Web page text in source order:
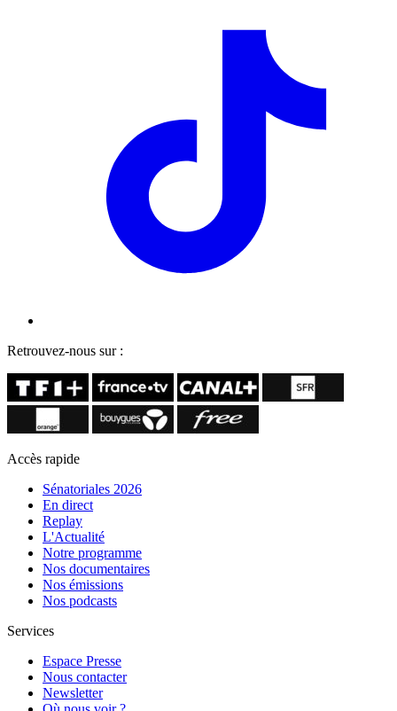
Retrouvez-nous sur :
Accès rapide
Sénatoriales 2026
En direct
Replay
L'Actualité
Notre programme
Nos documentaires
Nos émissions
Nos podcasts
Services
Espace Presse
Nous contacter
Newsletter